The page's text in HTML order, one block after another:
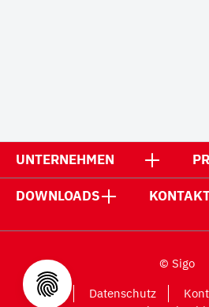
UNTERNEHMEN
DOWNLOADS
© Sigo
AGB
Datenschutz